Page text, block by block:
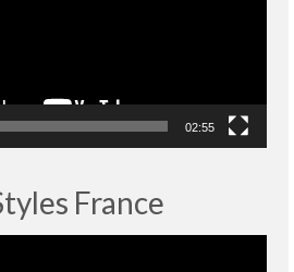
02:55
France